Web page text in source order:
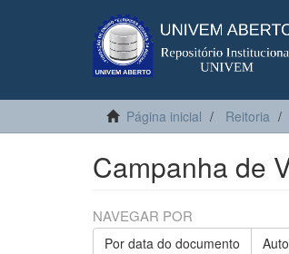
Página inicial Reitoria
Campanha de
NAVEGAR POR
Por data do documento